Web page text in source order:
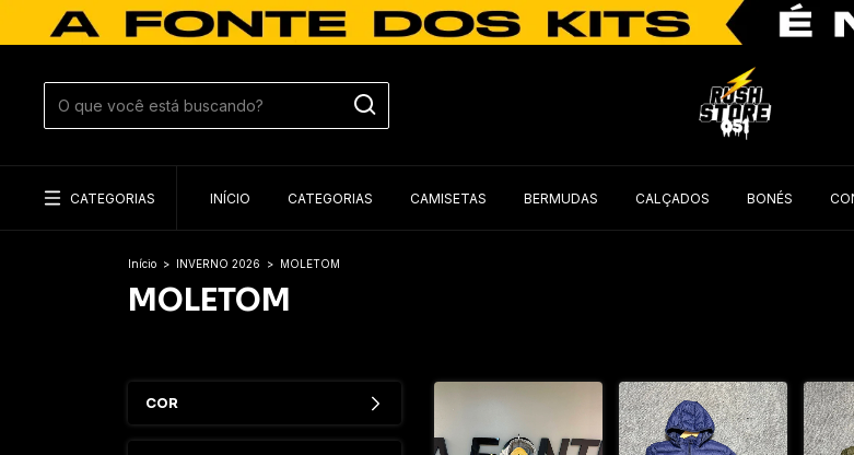
CATEGORIAS INÍCIO CATEGORIAS CAMISETAS BERMUDAS CALÇADOS BONÉS
Início > INVERNO 2026 > MOLETOM
MOLETOM
COR